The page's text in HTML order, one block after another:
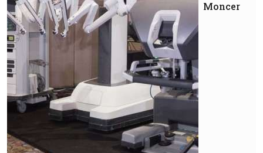
Moncer